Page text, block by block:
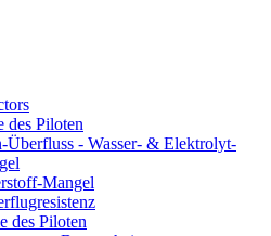
des Piloten
Überfluss - Wasser- & Elektrolyt-
Mangel
des Piloten